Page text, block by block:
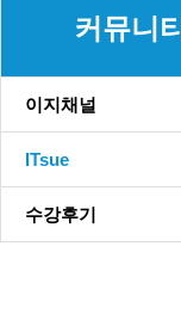
커뮤니티
이지채널
ITsue
수강후기